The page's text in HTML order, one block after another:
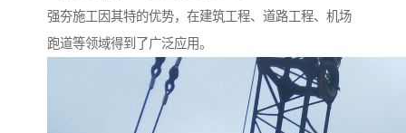
强夯施工因其特的优势，在建筑工程、道路工程、机场
跑道等领域得到了广泛应用。